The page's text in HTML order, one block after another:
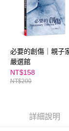
3.完整用戶服務條款
客戶支援中心」
【注意事項】
１．透過由恩沛科技
易，需依本服務之必
權轉讓予恩沛科技股
２．關於個人資料處
https://aftee.tw/terms/
３．未成年的使用者
「AFTEE先享後付」
請求用戶進行身份認證
海外包裹航空運送
必要的創傷｜親子
嚴選館
NT$158
NT$200
詳細說明